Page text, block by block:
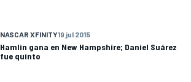
NASCAR XFINITY19 jul 2015
Hamlin gana en New Hampshire; Daniel Suárez
fue quinto